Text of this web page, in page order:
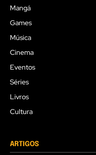
Mangá
Games
Música
Cinema
Eventos
Séries
Livros
Cultura
ARTIGOS